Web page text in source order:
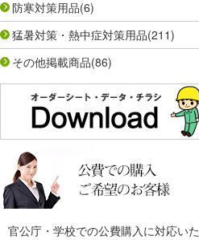
防寒対策用品(6)
猛暑対策・熱中症対策用品(211)
その他掲載商品(86)
官公庁・学校での公費購入に対応いた